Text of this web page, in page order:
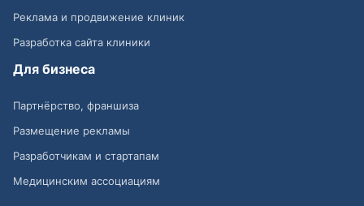
Реклама и продвижение клиник
Разработка сайта клиники
Для бизнеса
Партнёрство, франшиза
Размещение рекламы
Разработчикам и стартапам
Медицинским ассоциациям